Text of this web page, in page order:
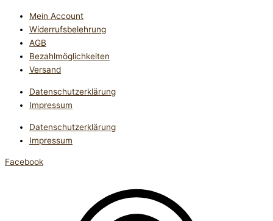
Mein Account
Widerrufsbelehrung
AGB
Bezahlmöglichkeiten
Versand
Datenschutzerklärung
Impressum
Datenschutzerklärung
Impressum
Facebook